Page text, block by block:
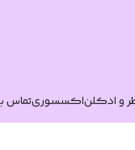
و ادکلناکسسوریتماس